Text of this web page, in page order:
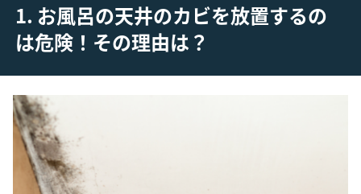
1. お風呂の天井のカビを放置するの
は危険！その理由は？